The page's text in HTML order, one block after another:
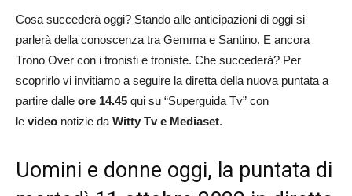
Cosa succederà oggi? Stando alle anticipazioni di oggi si
parlerà della conoscenza tra Gemma e Santino. E ancora
Trono Over con i tronisti e troniste. Che succederà? Per
scoprirlo vi invitiamo a seguire la diretta della nuova puntata a
partire dalle ore 14.45 qui su “Superguida Tv” con
le video notizie da Witty Tv e Mediaset.
Uomini e donne oggi, la puntata di